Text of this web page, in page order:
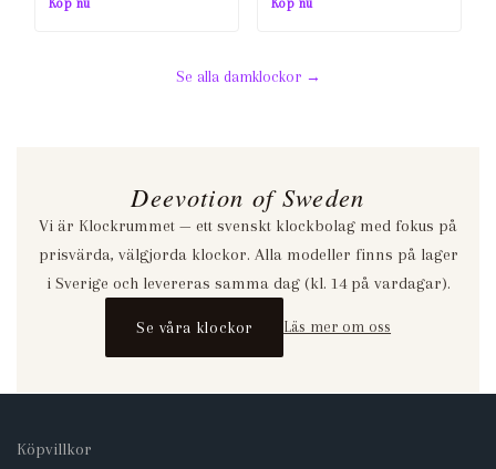
är:
Köp nu Köp nu
Se alla damklockor →
Deevotion of Sweden
Vi är Klockrummet — ett svenskt klockbolag med fokus på
prisvärda, välgjorda klockor. Alla modeller finns på lager
i Sverige och levereras samma dag (kl. 14 på vardagar).
Se våra klockor Läs mer om oss
Köpvillkor